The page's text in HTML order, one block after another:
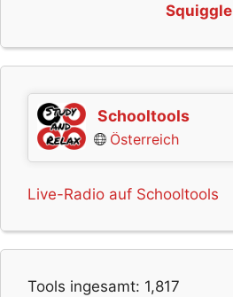
Squiggle
Schooltools
Österreich
Live-Radio auf Schooltools
Tools ingesamt: 1,817